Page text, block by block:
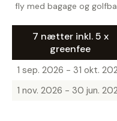
fly med bagage og
7 nætter inkl. 5 x
greenfee
1 sep. 2026 - 31 okt.
1 nov. 2026 - 30 jun.